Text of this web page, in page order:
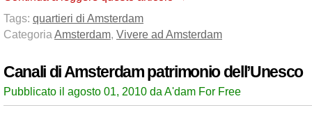
Tags: quartieri di Amsterdam
Categoria Amsterdam, Vivere ad Amsterdam
Canali di Amsterdam patrimonio dell’Unesco
Pubblicato il agosto 01, 2010 da A'dam For Free